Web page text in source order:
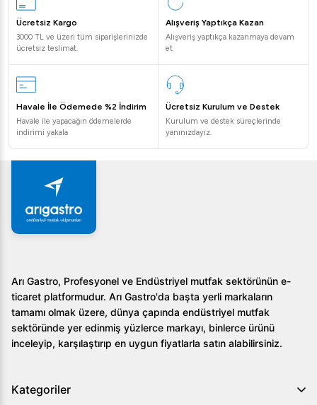
Ücretsiz Kargo
3000 TL ve üzeri tüm siparişlerinizde
ücretsiz teslimat.
Alışveriş Yaptıkça Kazan
Alışveriş yaptıkça kazanmaya devam
et
Havale İle Ödemede %2 İndirim
Havale ile yapacağın ödemelerde
indirimi yakala
Ücretsiz Kurulum ve Destek
Kurulum ve destek süreçlerinde
yanınızdayız.
Arı Gastro, Profesyonel ve Endüstriyel mutfak sektörünün e-
ticaret platformudur. Arı Gastro'da başta yerli markaların
tamamı olmak üzere, dünya çapında endüstriyel mutfak
sektöründe yer edinmiş yüzlerce markayı, binlerce ürünü
inceleyip, karşılaştırıp en uygun fiyatlarla satın alabilirsiniz.
Kategoriler